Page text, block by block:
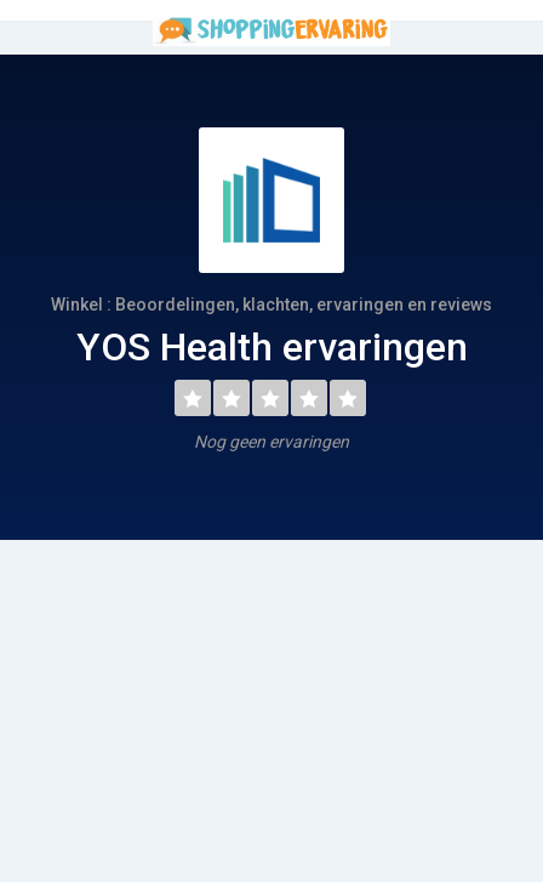
Winkel : Beoordelingen, klachten, ervaringen en reviews
YOS Health ervaringen
Nog geen ervaringen